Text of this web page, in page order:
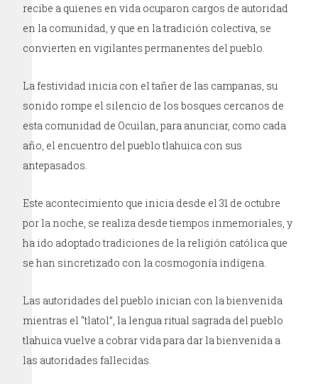
recibe a quienes en vida ocuparon cargos de autoridad
en la comunidad, y que en la tradición colectiva, se
convierten en vigilantes permanentes del pueblo.
La festividad inicia con el tañer de las campanas, su
sonido rompe el silencio de los bosques cercanos de
esta comunidad de Ocuilan, para anunciar, como cada
año, el encuentro del pueblo tlahuica con sus
antepasados.
Este acontecimiento que inicia desde el 31 de octubre
por la noche, se realiza desde tiempos inmemoriales, y
ha ido adoptado tradiciones de la religión católica que
se han sincretizado con la cosmogonía indígena.
Las autoridades del pueblo inician con la bienvenida
mientras el “tlatol”, la lengua ritual sagrada del pueblo
tlahuica vuelve a cobrar vida para dar la bienvenida a
las autoridades fallecidas.